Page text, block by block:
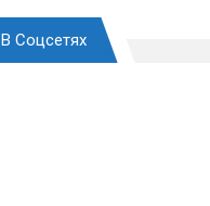
Соцсетях